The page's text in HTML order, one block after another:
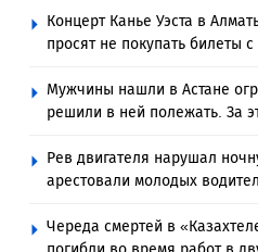
Концерт Канье Уэста в
просят не покупать билеты с
Мужчины нашли в Астане
решили в ней полежать. За
Рев двигателя нарушал
арестовали молодых
Череда смертей в